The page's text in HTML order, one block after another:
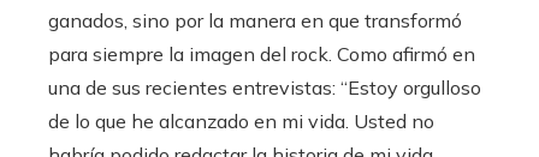
ganados, sino por la manera en que transformó
para siempre la imagen del rock. Como afirmó en
una de sus recientes entrevistas: “Estoy orgulloso
de lo que he alcanzado en mi vida. Usted no